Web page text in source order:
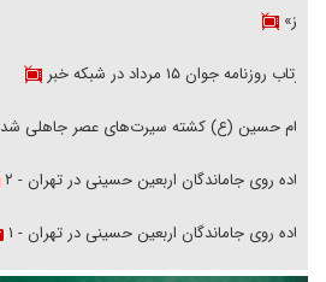
هرمز»
بازتاب روزنامه جوان ۱۵ مرداد در شبکه خبر
امام حسین (ع) کشته سیرت‌های عصر جاهلی شد
پیاده روی جاماندگان اربعین حسینی در تهران - ۲
پیاده روی جاماندگان اربعین حسینی در تهران - ۱